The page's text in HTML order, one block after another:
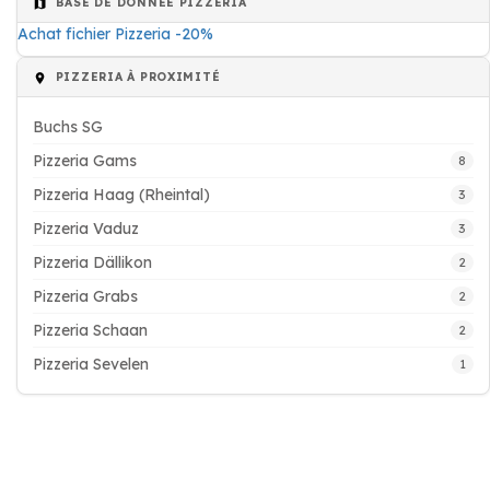
Achat fichier Pizzeria -20%
PIZZERIA À PROXIMITÉ
Buchs SG
Pizzeria Gams
8
Pizzeria Haag (Rheintal) 3
Pizzeria Vaduz 3
Pizzeria Dällikon 2
Pizzeria Grabs 2
Pizzeria Schaan 2
Pizzeria Sevelen 1